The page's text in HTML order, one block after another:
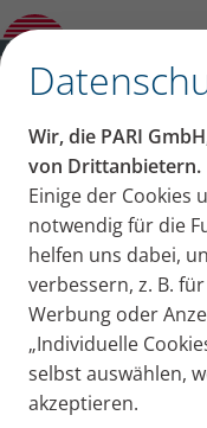
Wir, die PARI
von Drittanbietern.
Einige der Cookies
notwendig für die
helfen uns dabei,
verbessern, z. B.
Werbung oder
„Individuelle
selbst auswählen,
akzeptieren.
5 häufige
Patienten und
5
Alltag
diese
Die Erkrankung
Raucherkrankheit
Inhalt auf dieser Seite
1. COPD-
2. COPD-
erledigen
3. COPD-
Strecken
4. COPD-
5. COPD-
Panikattacken